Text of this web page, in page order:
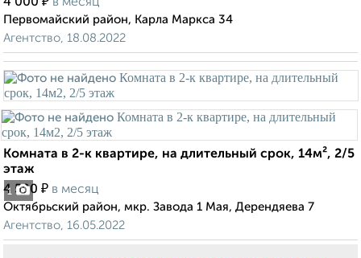
4 000 в месяц
Первомайский район, Карла Маркса 34
Агентство, 18.08.2022
1
Комната в 2-к квартире, на длительный срок, 14м², 2/5
этаж
4 500 ₽ в месяц
Октябрьский район, мкр. Завода 1 Мая, Дерендяева 7
Агентство, 16.05.2022